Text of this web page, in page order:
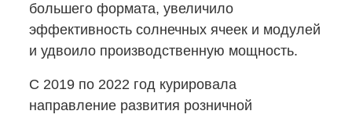
большего формата, увеличило
эффективность солнечных ячеек и модулей
и удвоило производственную мощность.
С 2019 по 2022 год курировала
направление развития розничной